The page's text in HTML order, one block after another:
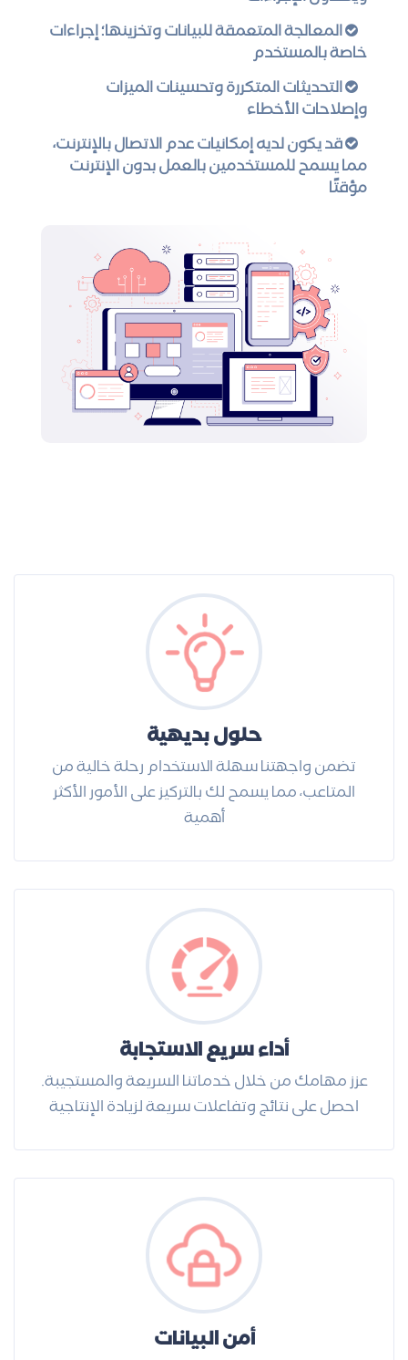
المعالجة المتعمقة للبيانات وتخزينها؛ إجراءات
خاصة بالمستخدم
التحديثات المتكررة وتحسينات الميزات
وإصلاحات الأخطاء
قد يكون لديه إمكانيات عدم الاتصال بالإنترنت،
مما يسمح للمستخدمين بالعمل بدون الإنترنت
مؤقتًا
حلول بديهية
تضمن واجهتنا سهلة الاستخدام رحلة خالية من
المتاعب، مما يسمح لك بالتركيز على الأمور الأكثر
أهمية
أداء سريع الاستجابة
عزز مهامك من خلال خدماتنا السريعة والمستجيبة.
احصل على نتائج وتفاعلات سريعة لزيادة الإنتاجية
أمن البيانات